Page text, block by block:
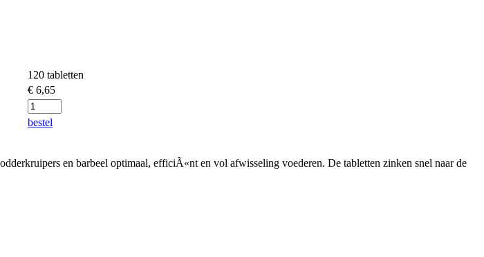
120 tabletten
€ 6,65
bestel
en barbeel optimaal, efficiÃ«nt en vol afwisseling voederen. De tabletten zinken snel naar de